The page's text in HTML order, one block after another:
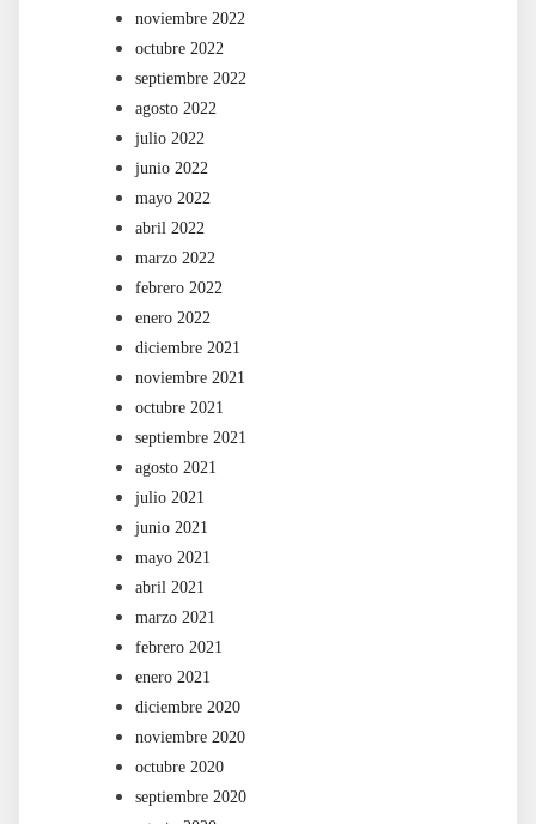
noviembre 2022
octubre 2022
septiembre 2022
agosto 2022
julio 2022
junio 2022
mayo 2022
abril 2022
marzo 2022
febrero 2022
enero 2022
diciembre 2021
noviembre 2021
octubre 2021
septiembre 2021
agosto 2021
julio 2021
junio 2021
mayo 2021
abril 2021
marzo 2021
febrero 2021
enero 2021
diciembre 2020
noviembre 2020
octubre 2020
septiembre 2020